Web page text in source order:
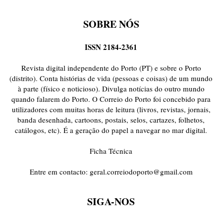
SOBRE NÓS
ISSN 2184-2361
Revista digital independente do Porto (PT) e sobre o Porto
(distrito). Conta histórias de vida (pessoas e coisas) de um mundo
à parte (físico e noticioso). Divulga notícias do outro mundo
quando falarem do Porto. O Correio do Porto foi concebido para
utilizadores com muitas horas de leitura (livros, revistas, jornais,
banda desenhada, cartoons, postais, selos, cartazes, folhetos,
catálogos, etc). É a geração do papel a navegar no mar digital.
Ficha Técnica
Entre em contacto: geral.correiodoporto@gmail.com
SIGA-NOS